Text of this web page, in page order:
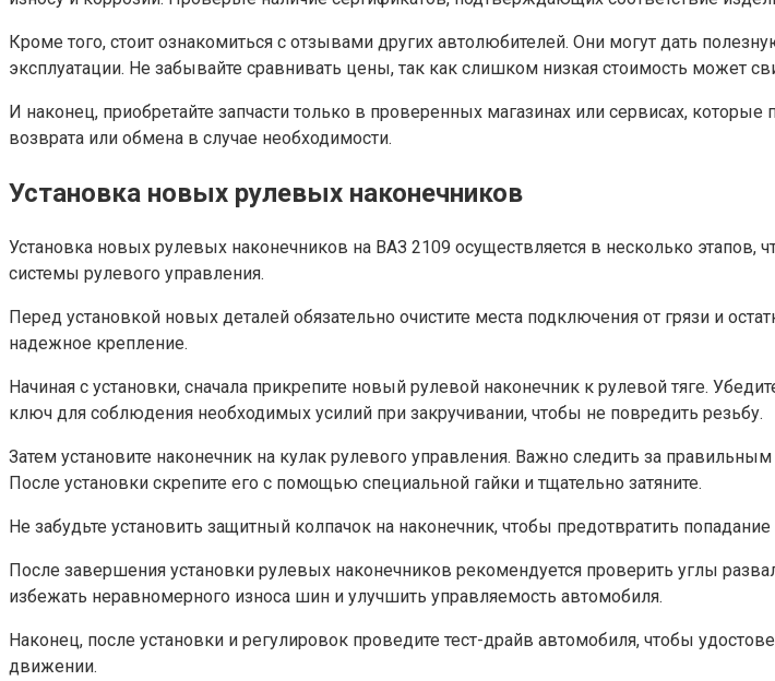
Кроме того, стоит ознакомиться с отзывами других автолюбителей. Они могут дать
эксплуатации. Не забывайте сравнивать цены, так как слишком низкая стоимость может
И наконец, приобретайте запчасти только в проверенных магазинах или сервисах,
возврата или обмена в случае необходимости.
Установка новых рулевых наконечников
Установка новых рулевых наконечников на ВАЗ 2109 осуществляется в несколько
системы рулевого управления.
Перед установкой новых деталей обязательно очистите места подключения от грязи и
надежное крепление.
Начиная с установки, сначала прикрепите новый рулевой наконечник к рулевой тяге.
ключ для соблюдения необходимых усилий при закручивании, чтобы не повредить резьбу.
Затем установите наконечник на кулак рулевого управления. Важно следить за
После установки скрепите его с помощью специальной гайки и тщательно затяните.
Не забудьте установить защитный колпачок на наконечник, чтобы предотвратить
После завершения установки рулевых наконечников рекомендуется проверить углы
избежать неравномерного износа шин и улучшить управляемость автомобиля.
Наконец, после установки и регулировок проведите тест-драйв автомобиля, чтобы
движении.